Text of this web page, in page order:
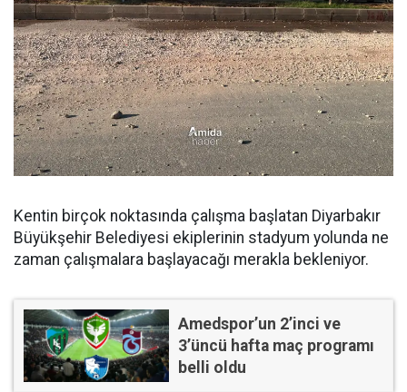
Kentin birçok noktasında çalışma başlatan Diyarbakır
Büyükşehir Belediyesi ekiplerinin stadyum yolunda ne
zaman çalışmalara başlayacağı merakla bekleniyor.
Amedspor’un 2’inci ve
3’üncü hafta maç programı
belli oldu